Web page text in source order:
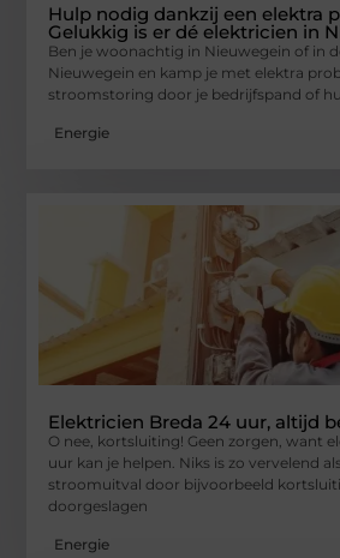
Hulp nodig dankzij een elektra
Gelukkig is er dé elektricien in
Ben je woonachtig in Nieuwegein of in
Nieuwegein en kamp je met elektra
stroomstoring door je bedrijfspand of
Energie
Elektricien Breda 24 uur, altijd
O nee, kortsluiting! Geen zorgen, want
uur kan je helpen. Niks is zo vervelend
stroomuitval door bijvoorbeeld
doorgeslagen
Energie